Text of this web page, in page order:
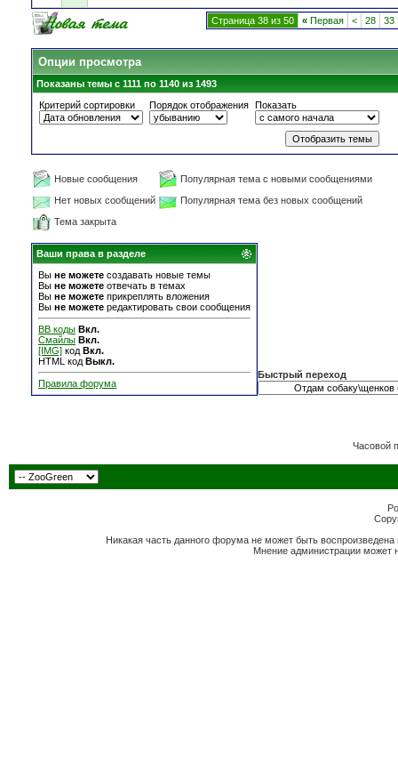
Страница 38 из 50 « Первая < 28 33
Опции просмотра
Показаны темы с 1111 по 1140 из 1493
Критерий сортировки
Порядок отображения Показать
Новые сообщения
Популярная тема с новыми сообщениями
Нет новых сообщений
Популярная тема без новых сообщений
Тема закрыта
Ваши права в разделе
Вы не можете создавать новые темы
Вы не можете отвечать в темах
Вы не можете прикреплять вложения
Вы не можете редактировать свои сообщения
BB коды Вкл.
Смайлы Вкл.
[IMG] код Вкл.
HTML код Выкл.
Правила форума
Быстрый переход
Часовой
Никакая часть данного форума не может быть
Мнение администрации может